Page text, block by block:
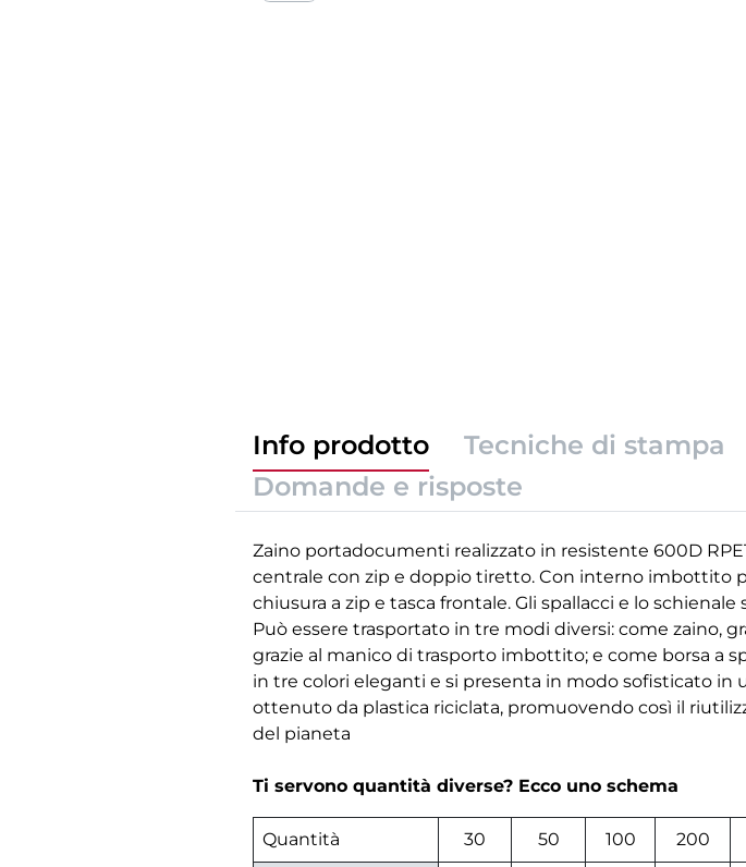
Info prodotto Tecniche di stampa
Domande e risposte
Zaino portadocumenti realizzato in resistente 600D
centrale con zip e doppio tiretto. Con interno imbottito
chiusura a zip e tasca frontale. Gli spallacci e lo
Può essere trasportato in tre modi diversi: come zaino,
grazie al manico di trasporto imbottito; e come borsa a
in tre colori eleganti e si presenta in modo sofisticato in
ottenuto da plastica riciclata, promuovendo così il
del pianeta
Ti servono quantità diverse? Ecco uno schema
Quantità 30 50 100 200